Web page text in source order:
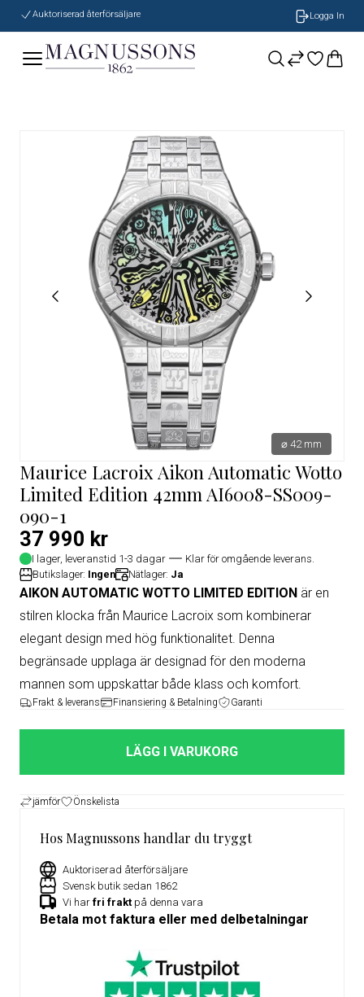
Auktoriserad återförsäljare Logga In
⌀ 42 mm
Maurice Lacroix Aikon Automatic Wotto
Limited Edition 42mm AI6008-SS009-
090-1
37 990 kr
I lager, leveranstid 1-3 dagar
Klar för omgående leverans.
Butikslager: Ingen Nätlager: Ja
AIKON AUTOMATIC WOTTO LIMITED EDITION är en
stilren klocka från Maurice Lacroix som kombinerar
elegant design med hög funktionalitet. Denna
begränsade upplaga är designad för den moderna
mannen som uppskattar både klass och komfort.
Frakt & leverans Finansiering & Betalning Garanti
LÄGG I VARUKORG
jämför Önskelista
Hos Magnussons handlar du tryggt
Auktoriserad återförsäljare
Svensk butik sedan 1862
Vi har fri frakt på denna vara
Betala mot faktura eller med delbetalningar